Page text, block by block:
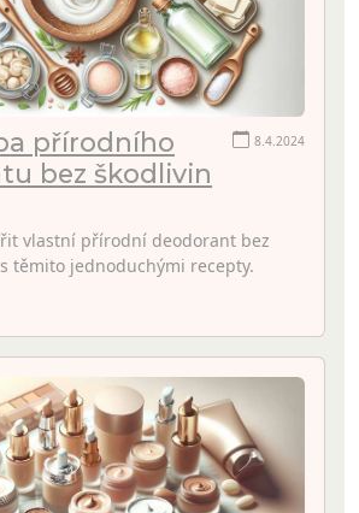
8.4.2024
přírodního
bez škodlivin
vlastní přírodní deodorant bez
těmito jednoduchými recepty.